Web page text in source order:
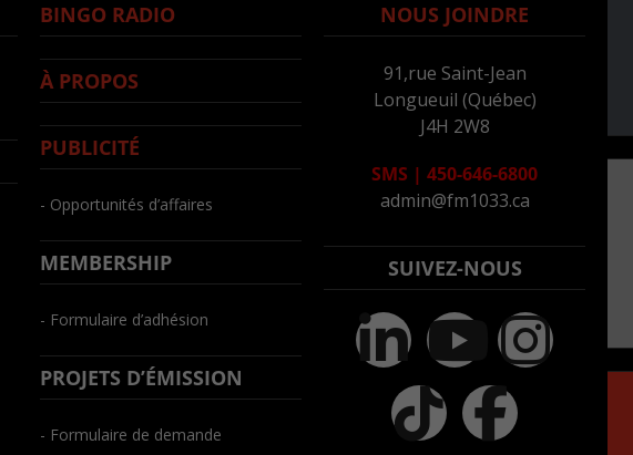
BINGO RADIO
À PROPOS
PUBLICITÉ
- Opportunités d’affaires
MEMBERSHIP
- Formulaire d’adhésion
PROJETS D’ÉMISSION
- Formulaire de demande
NOUS JOINDRE
91,rue Saint-Jean
Longueuil (Québec)
J4H 2W8
SMS | 450-646-6800
admin@fm1033.ca
SUIVEZ-NOUS